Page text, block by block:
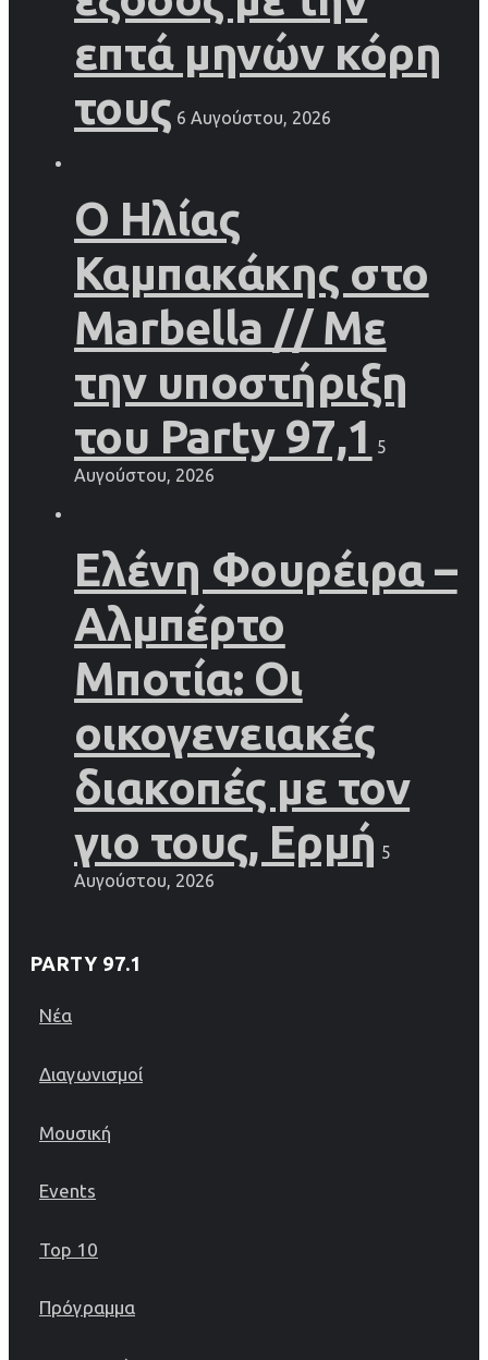
επτά μηνών κόρη
τους 6 Αυγούστου, 2026
Ο Ηλίας
Καμπακάκης στο
Marbella // Με
την υποστήριξη
του Party 97,1
5
Αυγούστου, 2026
Ελένη Φουρέιρα –
Αλμπέρτο
Μποτία: Οι
οικογενειακές
διακοπές με τον
γιο τους, Ερμή 5
Αυγούστου, 2026
PARTY 97.1
Νέα
Διαγωνισμοί
Μουσική
Events
Top 10
Πρόγραμμα